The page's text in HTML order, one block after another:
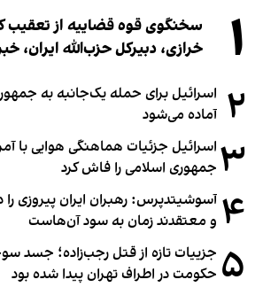
۱
سخنگوی قوه قضاییه از تعقیب
خرازی، دبیر‌کل حزب‌الله ایران،
۲ اسرائیل برای حمله یک‌جانبه به
آماده می‌شود
۳ اسرائیل جزئیات هماهنگی هوایی با
جمهوری اسلامی را فاش کرد
۴ آسوشیتدپرس: رهبران ایران پیروزی
و معتقدند زمان به سود آن‌هاست
۵ جزییات تازه از قتل رجب‌زاده؛ جسد
حکومت در اطراف تهران پیدا شده بود